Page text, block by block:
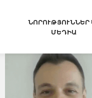
ՆՈՐՈՒԹՅՈՒՆՆԵՐ
ԵԴԻԱ